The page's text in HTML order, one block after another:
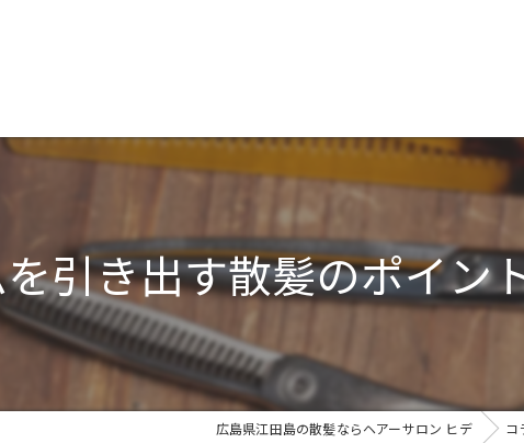
引き出す散髪のポイン
広島県江田島の散髪ならヘアーサロン ヒデ コ